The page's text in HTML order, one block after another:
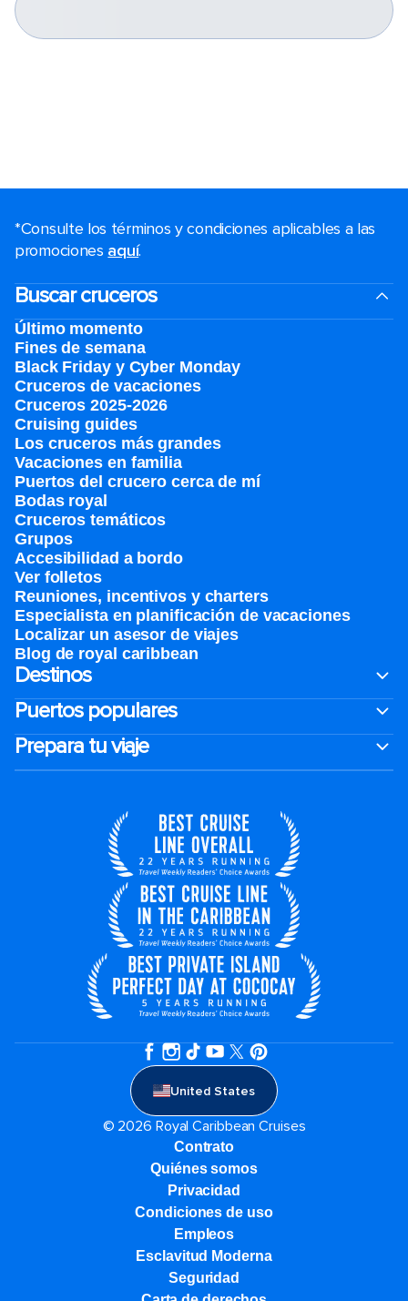
*Consulte los términos y condiciones aplicables a las
promociones aquí.
Buscar cruceros
Último momento
Fines de semana
Black Friday y Cyber Monday
Cruceros de vacaciones
Cruceros 2025-2026
Cruising guides
Los cruceros más grandes
Vacaciones en familia
Puertos del crucero cerca de mí
Bodas royal
Cruceros temáticos
Grupos
Accesibilidad a bordo
Ver folletos
Reuniones, incentivos y charters​
Especialista en planificación de vacaciones
Localizar un asesor de viajes
Blog de royal caribbean
Destinos
Puertos populares
Prepara tu viaje
United States
© 2026 Royal Caribbean Cruises
Contrato
Quiénes somos
Privacidad
Condiciones de uso
Empleos
Esclavitud Moderna
Seguridad